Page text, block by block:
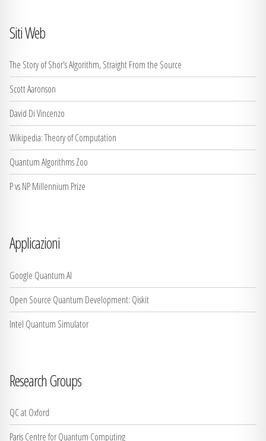
Siti Web
The Story of Shor's Algorithm, Straight From the Source
Scott Aaronson
David Di Vincenzo
Wikipedia: Theory of Computation
Quantum Algorithms Zoo
P vs NP Millennium Prize
Applicazioni
Google Quantum AI
Open Source Quantum Development: Qiskit
Intel Quantum Simulator
Research Groups
QC at Oxford
Paris Centre for Quantum Computing